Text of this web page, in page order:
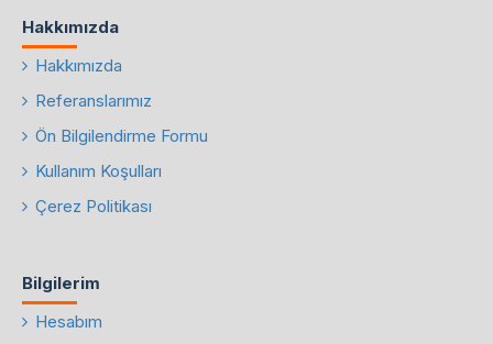
Hakkımızda
Hakkımızda
Referanslarımız
Ön Bilgilendirme Formu
Kullanım Koşulları
Çerez Politikası
Bilgilerim
Hesabım